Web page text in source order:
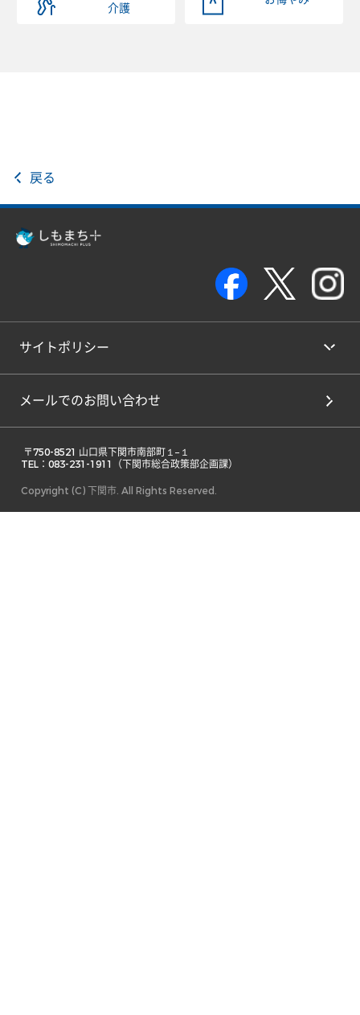
介護
戻る
サイトポリシー
メールでのお問い合わせ
TEL：083-231-1911（下関市総合政策部企画課）
Copyright (C) 下関市. All Rights Reserved.